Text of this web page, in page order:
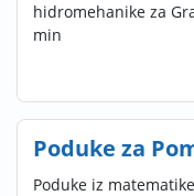
hidromehanike za
min
Poduke za
Poduke iz